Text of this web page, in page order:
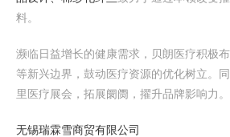
料。
濒临日益增长的健康需求，贝朗医疗积极
等新兴边界，鼓动医疗资源的优化树立。
里医疗展会，拓展阛阓，擢升品牌影响力。
无锡瑞霖雪商贸有限公司